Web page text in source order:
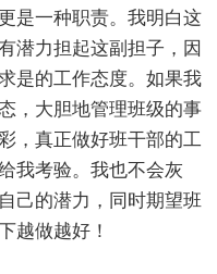
是一种职责。我明白这
潜力担起这副担子，因
是的工作态度。如果我
，大胆地管理班级的事
，真正做好班干部的工
我考验。我也不会灰
己的潜力，同时期望班
越做越好！